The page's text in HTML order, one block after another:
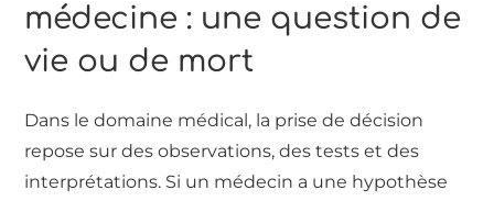
médecine : une question de
vie ou de mort
Dans le domaine médical, la prise de décision
repose sur des observations, des tests et des
interprétations. Si un médecin a une hypothèse